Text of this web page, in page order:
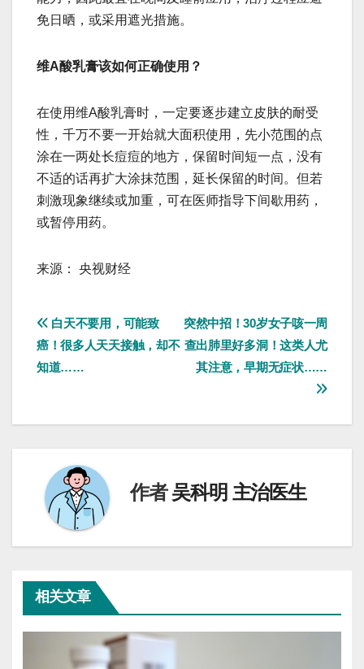
免日晒，或采用遮光措施。
维A酸乳膏该如何正确使用？
在使用维A酸乳膏时，一定要逐步建立皮肤的耐受
性，千万不要一开始就大面积使用，先小范围的点
涂在一两处长痘痘的地方，保留时间短一点，没有
不适的话再扩大涂抹范围，延长保留的时间。但若
刺激现象继续或加重，可在医师指导下间歇用药，
或暂停用药。
来源： 央视财经
文
章
航
突然中招！30岁女子咳一周
查出肺里好多洞！这类人尤
其注意，早期无症状……
白天不要用，可能致
癌！很多人天天接触，却不
知道……
作者吴科明 主治医生
相关文章